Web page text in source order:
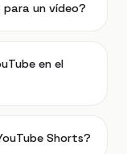
un vídeo?
en el
Shorts?